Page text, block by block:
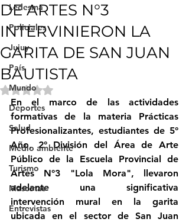
Ledesma
Policiales
Jujuy
País
Mundo
Deportes
Salud
Medio ambiente
Turismo
Mascotas
Entrevistas
DE ARTES N°3
INTERVINIERON LA
GARITA DE SAN JUAN
BAUTISTA
Obtuvo NaN de 5 estrellas.
En el marco de las actividades
formativas de la materia Prácticas
Profesionalizantes, estudiantes de 5°
Año, 2° División del Área de Arte
Público de la Escuela Provincial de
Artes N°3 "Lola Mora", llevaron
adelante una significativa
intervención mural en la garita
ubicada en el sector de San Juan